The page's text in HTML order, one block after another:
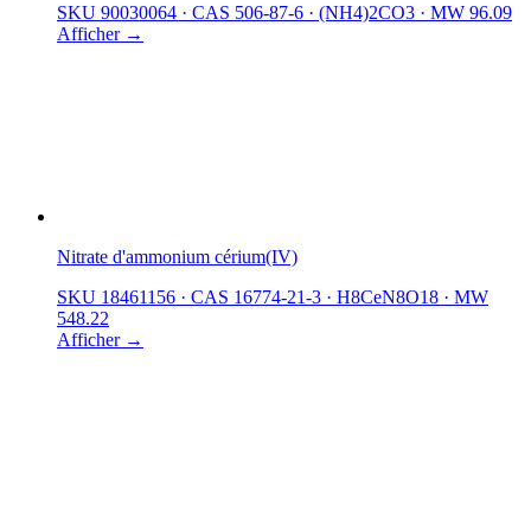
SKU 90030064 · CAS 506-87-6 · (NH4)2CO3 · MW 96.09
Afficher →
Nitrate d'ammonium cérium(IV)
SKU 18461156 · CAS 16774-21-3 · H8CeN8O18 · MW
548.22
Afficher →